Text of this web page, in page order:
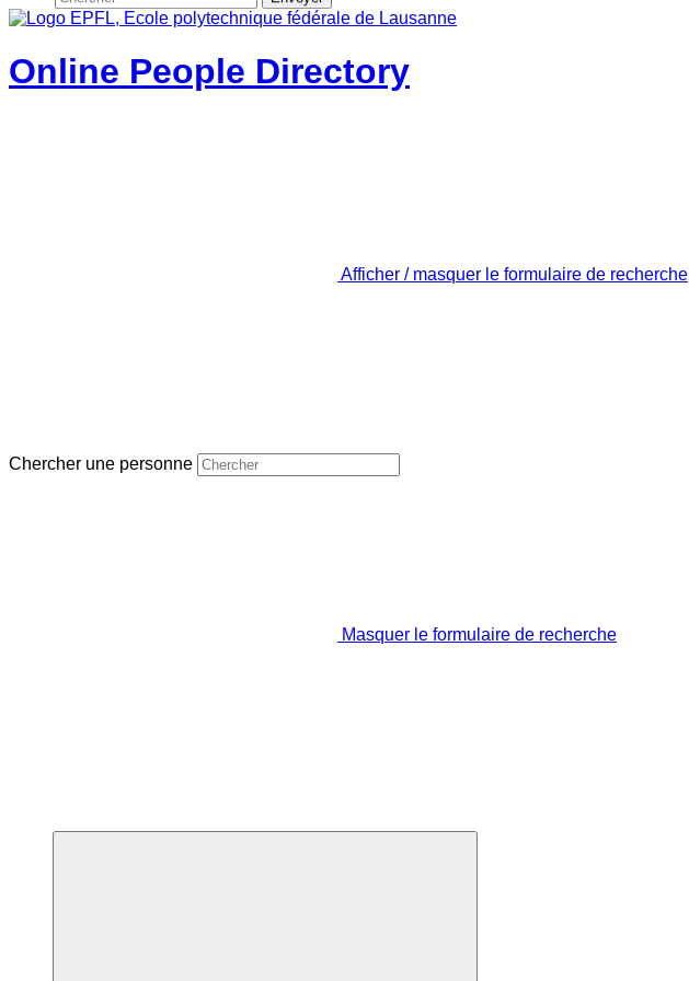
Online People Directory
Afficher / masquer le formulaire de recherche
Chercher une personne
Masquer le formulaire de recherche